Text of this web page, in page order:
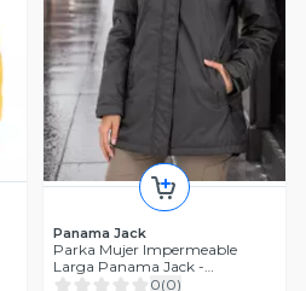
Panama Jack
Parka Mujer Impermeable
Larga Panama Jack -
PJM008M
0(0)